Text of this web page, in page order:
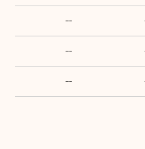
--
--
--